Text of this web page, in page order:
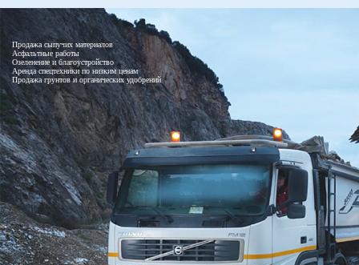
Продажа сыпучих материалов
Асфальтные работы
Озеленение и благоустройство
Аренда спецтехники по низким ценам
Продажа грунтов и органических удобрений